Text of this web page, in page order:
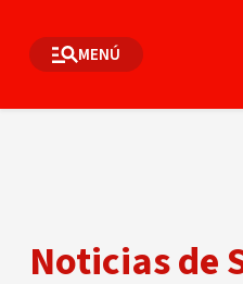
MENÚ
Noticias de